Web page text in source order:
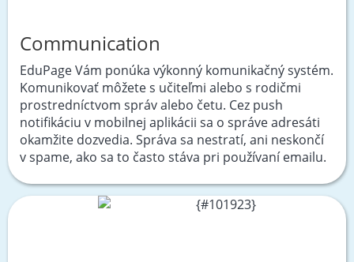
Communication
EduPage Vám ponúka výkonný komunikačný systém.
Komunikovať môžete s učiteľmi alebo s rodičmi
prostredníctvom správ alebo četu. Cez push
notifikáciu v mobilnej aplikácii sa o správe adresáti
okamžite dozvedia. Správa sa nestratí, ani neskončí
v spame, ako sa to často stáva pri používaní emailu.